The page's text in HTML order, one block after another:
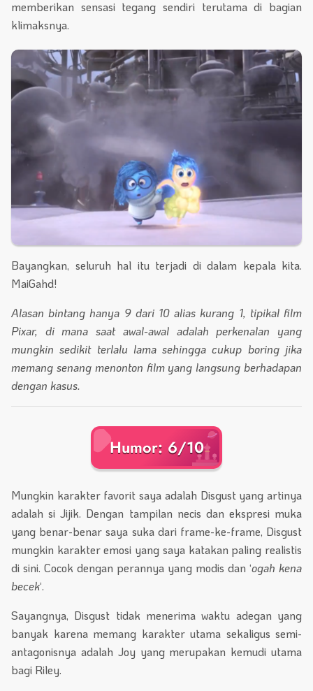
memberikan sensasi tegang sendiri terutama di bagian
klimaksnya.
Bayangkan, seluruh hal itu terjadi di dalam kepala kita.
MaiGahd!
Alasan bintang hanya 9 dari 10 alias kurang 1, tipikal film
Pixar, di mana saat awal-awal adalah perkenalan yang
mungkin sedikit terlalu lama sehingga cukup boring jika
memang senang menonton film yang langsung berhadapan
dengan kasus.
Humor: 6/10
Mungkin karakter favorit saya adalah Disgust yang artinya
adalah si Jijik. Dengan tampilan necis dan ekspresi muka
yang benar-benar saya suka dari frame-ke-frame, Disgust
mungkin karakter emosi yang saya katakan paling realistis
di sini. Cocok dengan perannya yang modis dan ‘ogah kena
becek‘.
Sayangnya, Disgust tidak menerima waktu adegan yang
banyak karena memang karakter utama sekaligus semi-
antagonisnya adalah Joy yang merupakan kemudi utama
bagi Riley.